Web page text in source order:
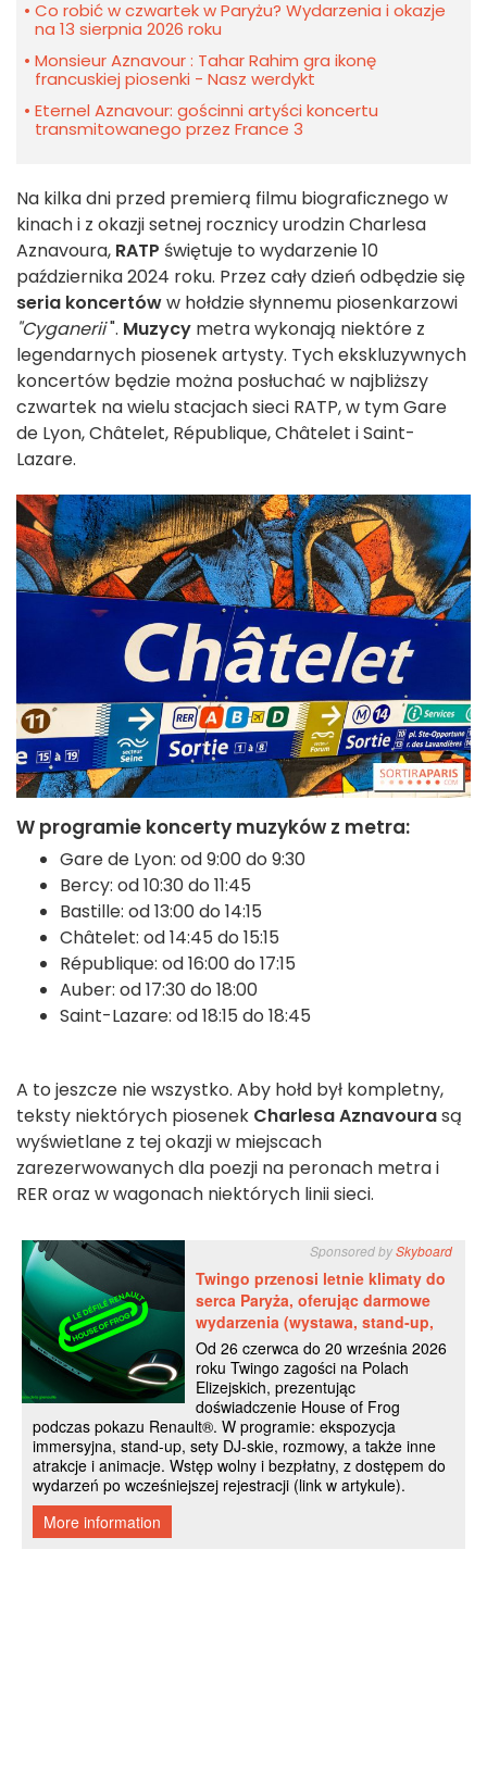
Co robić w czwartek w Paryżu? Wydarzenia i okazje
na 13 sierpnia 2026 roku
Monsieur Aznavour : Tahar Rahim gra ikonę
francuskiej piosenki - Nasz werdykt
Eternel Aznavour: gościnni artyści koncertu
transmitowanego przez France 3
Na kilka dni przed premierą filmu biograficznego w
kinach i z okazji setnej rocznicy urodzin Charlesa
Aznavoura, RATP świętuje to wydarzenie 10
października 2024 roku. Przez cały dzień odbędzie się
seria koncertóww hołdzie słynnemu piosenkarzowi
"Cyganerii". Muzycy metra wykonają niektóre z
legendarnych piosenek artysty. Tych ekskluzywnych
koncertów będzie można posłuchać w najbliższy
czwartek na wielu stacjach sieci RATP, w tym Gare
de Lyon, Châtelet, République, Châtelet i Saint-
Lazare.
W programie koncerty muzyków z metra:
Gare de Lyon: od 9:00 do 9:30
Bercy: od 10:30 do 11:45
Bastille: od 13:00 do 14:15
Châtelet: od 14:45 do 15:15
République: od 16:00 do 17:15
Auber: od 17:30 do 18:00
Saint-Lazare: od 18:15 do 18:45
A to jeszcze nie wszystko. Aby hołd był kompletny,
teksty niektórych piosenek Charlesa Aznavourasą
wyświetlane z tej okazji w miejscach
zarezerwowanych dla poezji na peronach metra i
RER oraz w wagonach niektórych linii sieci.